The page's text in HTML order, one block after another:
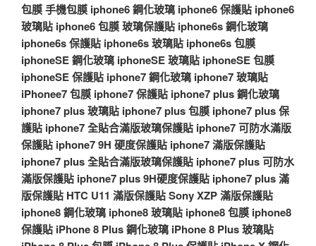
包膜手機包膜 iphone6 鋼化玻璃 iphone6 保護貼 iphone6
玻璃貼 iphone6 包膜玻璃保護貼 iphone6s 鋼化玻璃
iphone6s 保護貼 iphone6s 玻璃貼 iphone6s 包膜
iphoneSE 鋼化玻璃 iphoneSE 玻璃貼 iphoneSE 包膜
iphoneSE 保護貼 iphone7 鋼化玻璃 iphone7 玻璃貼
iPhonee7 包膜 iphone7 保護貼 iphone7 plus 鋼化玻璃
iphone7 plus 玻璃貼 iphone7 plus 包膜 iphone7 plus 保
護貼 iphone7 全貼合滿版玻璃保護貼 iphone7 可防水滿版
保護貼 iphone7 9H 硬度保護貼 iphone7 滿版保護貼
iphone7 plus 全貼合滿版玻璃保護貼 iphone7 plus 可防水
滿版保護貼 iphone7 plus 9H硬度保護貼 iphone7 plus 滿
版保護貼 HTC U11 滿版保護貼Sony XZP 滿版保護貼
iphone8 鋼化玻璃 iphone8 玻璃貼 iphone8 包膜 iphone8
保護貼 iPhone 8 Plus 鋼化玻璃 iPhone 8 Plus 玻璃貼